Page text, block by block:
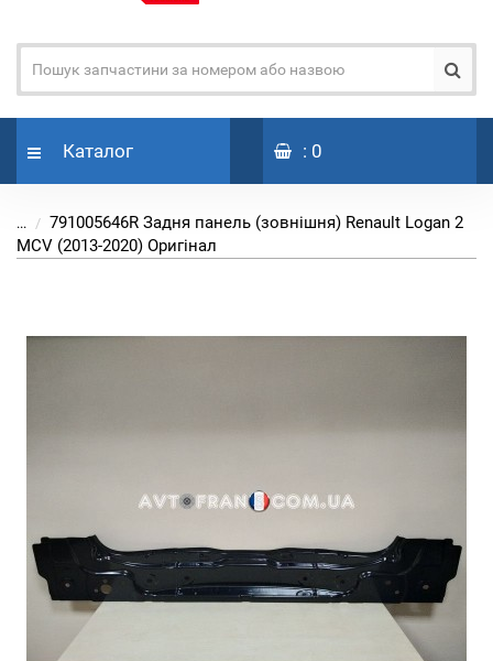
Каталог : 0
...
791005646R Задня панель (зовнішня) Renault Logan 2
MCV (2013-2020) Оригінал